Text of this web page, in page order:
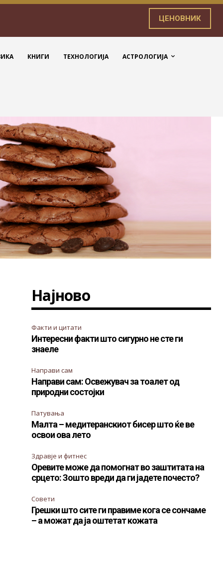
ЦЕНОВНИК
КНИГИ ТЕХНОЛОГИЈА АСТРОЛОГИЈА
Најново
Факти и цитати
Интересни факти што сигурно не сте ги
знаеле
Направи сам
Направи сам: Освежувач за тоалет од
природни состојки
Патувања
Малта – медитеранскиот бисер што ќе ве
освои ова лето
Здравје и фитнес
Оревите може да помогнат во заштитата на
срцето: Зошто вреди да ги јадете почесто?
Совети
Грешки што сите ги правиме кога се сончаме
– а можат да ја оштетат кожата